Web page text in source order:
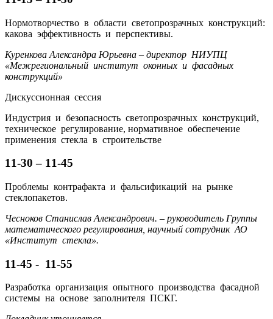
Нормотворчество в области светопрозрачных конструкций:
какова эффективность и перспективы.
Куренкова Александра Юрьевна – директор НИУПЦ
«Межрегиональный институт оконных и фасадных
конструкций»
Дискуссионная сессия
Индустрия и безопасность светопрозрачных конструкций,
техническое регулирование, нормативное обеспечение
применения стекла в строительстве
11-30 – 11-45
Проблемы контрафакта и фальсификаций на рынке
стеклопакетов.
Чесноков Станислав Александрович. – руководитель Группы
математического регулирования, научный сотрудник АО
«Институт стекла».
11-45 - 11-55
Разработка организация опытного производства фасадной
системы на основе заполнителя ПСКГ.